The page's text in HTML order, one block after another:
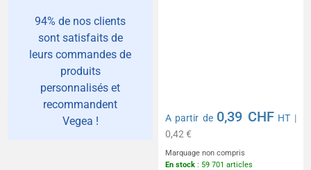
94% de nos clients
sont satisfaits de
leurs commandes de
produits
personnalisés et
recommandent
Vegea !
A partir de 0,39 CHF HT |
0,42 €
Marquage non compris
En stock : 59 701 articles